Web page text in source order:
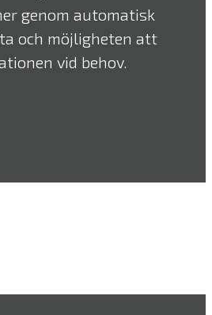
genom automatisk
och möjligheten att
vid behov.